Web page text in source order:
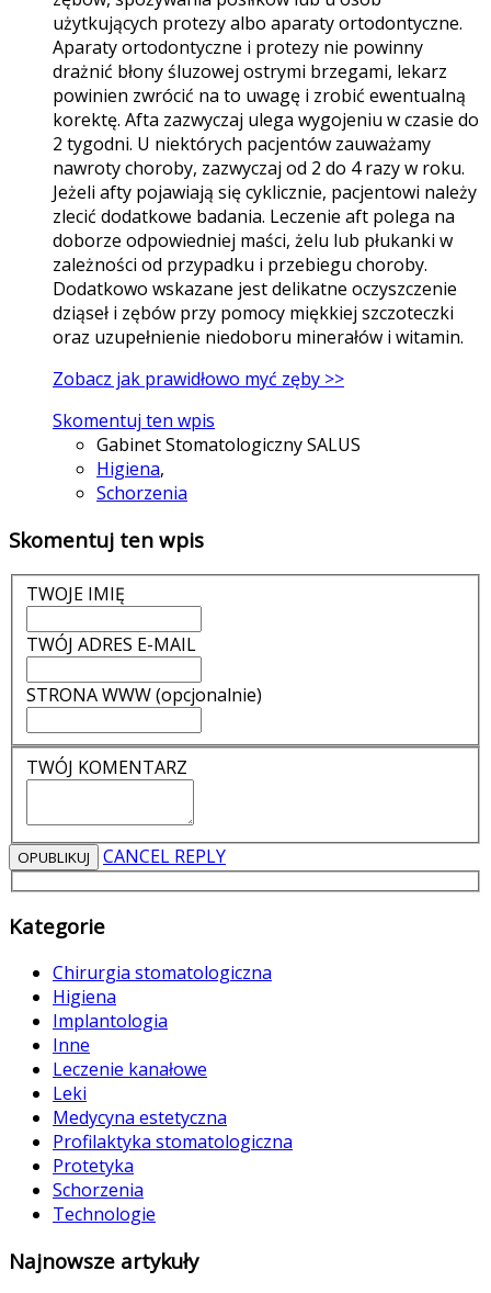
użytkujących protezy albo aparaty ortodontyczne.
Aparaty ortodontyczne i protezy nie powinny
drażnić błony śluzowej ostrymi brzegami, lekarz
powinien zwrócić na to uwagę i zrobić ewentualną
korektę. Afta zazwyczaj ulega wygojeniu w czasie do
2 tygodni. U niektórych pacjentów zauważamy
nawroty choroby, zazwyczaj od 2 do 4 razy w roku.
Jeżeli afty pojawiają się cyklicznie, pacjentowi należy
zlecić dodatkowe badania. Leczenie aft polega na
doborze odpowiedniej maści, żelu lub płukanki w
zależności od przypadku i przebiegu choroby.
Dodatkowo wskazane jest delikatne oczyszczenie
dziąseł i zębów przy pomocy miękkiej szczoteczki
oraz uzupełnienie niedoboru minerałów i witamin.
Zobacz jak prawidłowo myć zęby >>
Skomentuj ten wpis
Gabinet Stomatologiczny SALUS
Higiena,
Schorzenia
Skomentuj ten wpis
TWOJE IMIĘ
TWÓJ ADRES E-MAIL
STRONA WWW (opcjonalnie)
TWÓJ KOMENTARZ
CANCEL REPLY
Kategorie
Chirurgia stomatologiczna
Higiena
Implantologia
Inne
Leczenie kanałowe
Leki
Medycyna estetyczna
Profilaktyka stomatologiczna
Protetyka
Schorzenia
Technologie
Najnowsze artykuły